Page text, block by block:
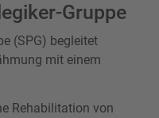
Gruppe
(SPG) begleitet
mit einem
Rehabilitation von